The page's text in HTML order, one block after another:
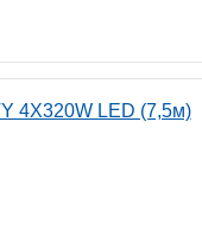
4X320W LED (7,5м)